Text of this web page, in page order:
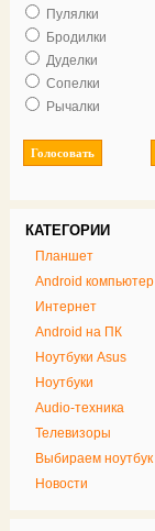
Пулялки
Бродилки
Дуделки
Сопелки
Рычалки
КАТЕГОРИИ
Планшет
Android компьютер
Интернет
Android на ПК
Ноутбуки Asus
Ноутбуки
Audiо-техника
Телевизоры
Выбираем ноутбук
Новости